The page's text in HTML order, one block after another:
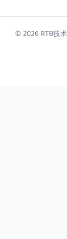
© 2026 RTB技